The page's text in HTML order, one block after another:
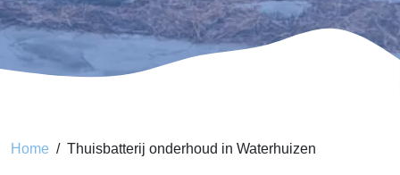
Home Thuisbatterij onderhoud in Waterhuizen